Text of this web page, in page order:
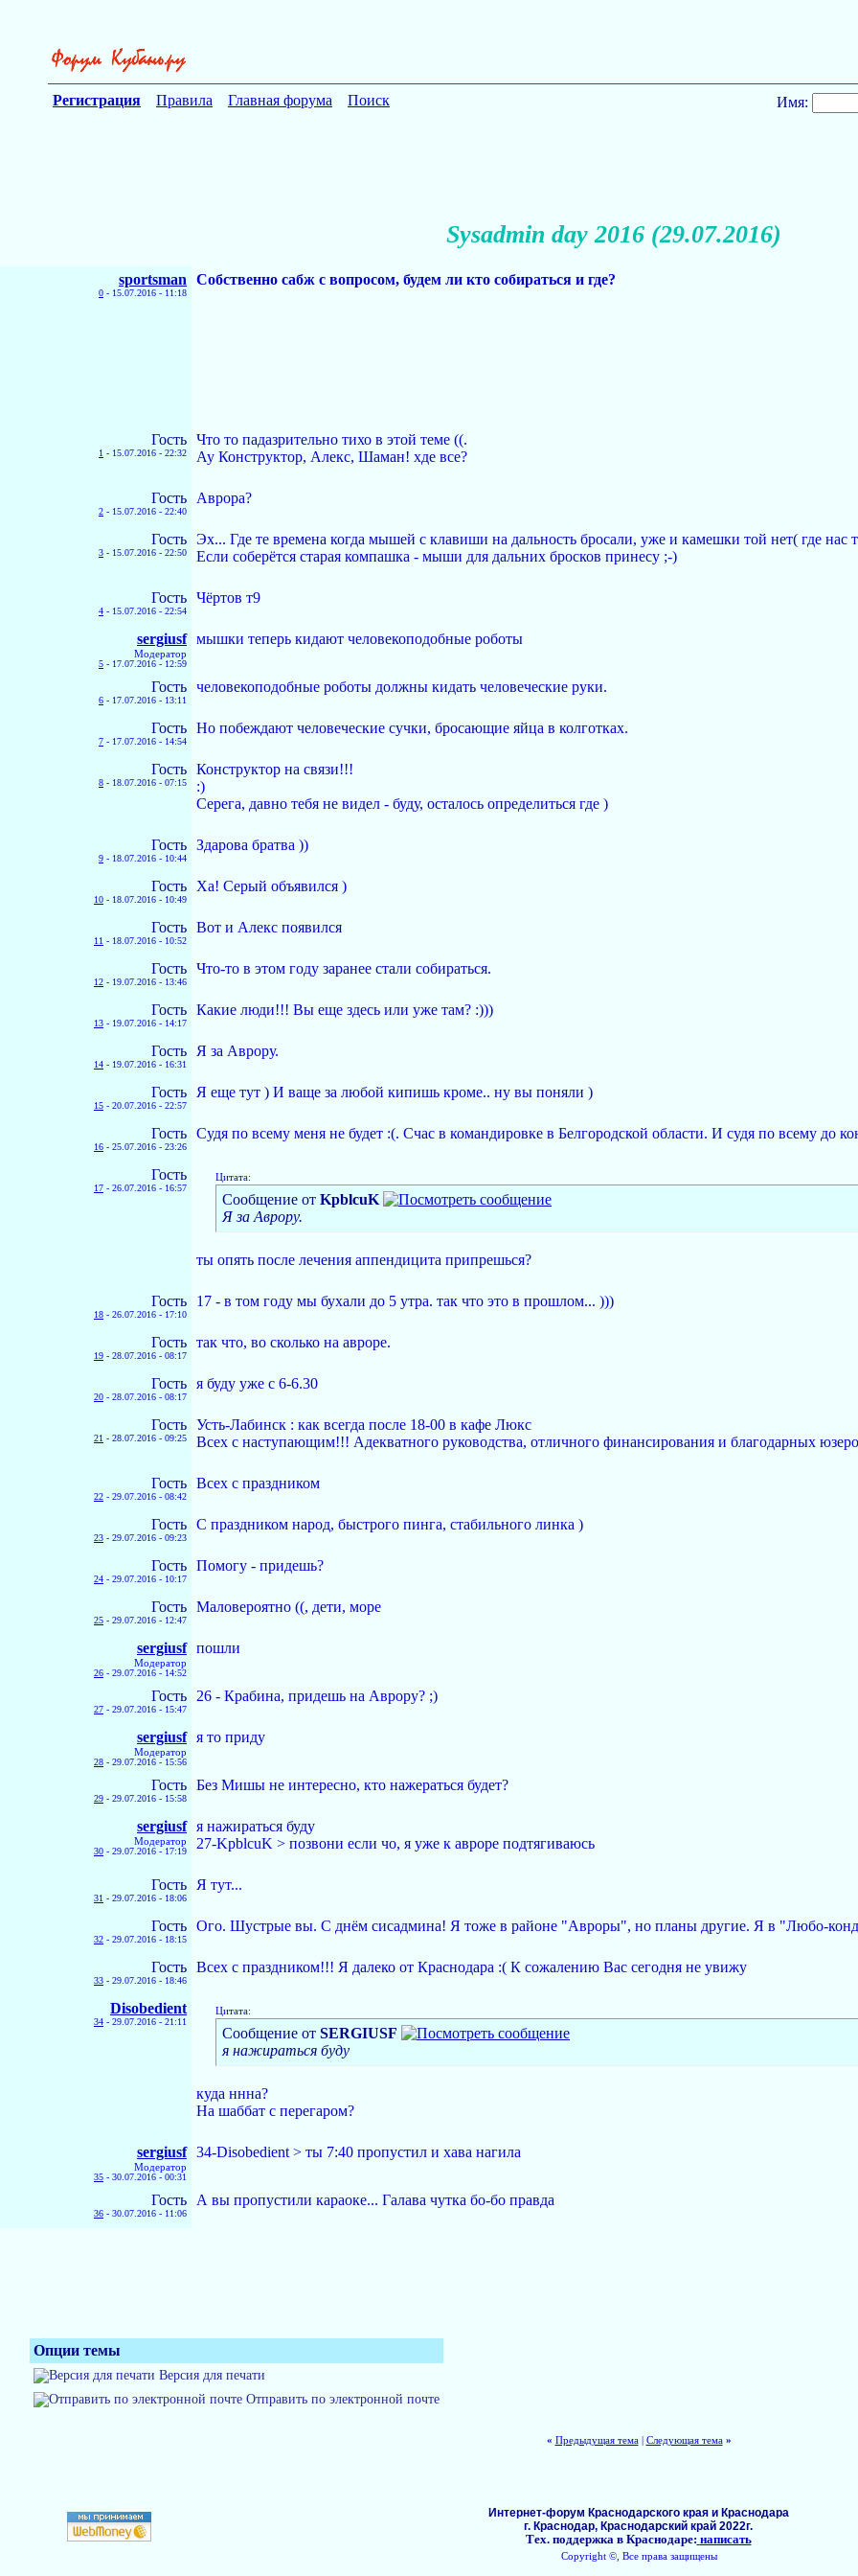
Регистрация Правила Главная форума Поиск Имя:
Sysadmin day 2016 (29.07.2016)
sportsman
0 - 15.07.2016 - 11:18
Собственно сабж с вопросом, будем ли кто собираться и где?
Гость
1 - 15.07.2016 - 22:32
Что то падазрительно тихо в этой теме ((.
Ау Конструктор, Алекс, Шаман! хде все?
Гость
2 - 15.07.2016 - 22:40
Аврора?
Гость
3 - 15.07.2016 - 22:50
Эх... Где те времена когда мышей с клавиши на дальность бросали, уже и камешки той нет( где
Если соберётся старая компашка - мыши для дальних бросков принесу ;-)
Гость
4 - 15.07.2016 - 22:54
Чёртов т9
sergiusf
Модератор
5 - 17.07.2016 - 12:59
мышки теперь кидают человекоподобные роботы
Гость
6 - 17.07.2016 - 13:11
человекоподобные роботы должны кидать человеческие руки.
Гость
7 - 17.07.2016 - 14:54
Но побеждают человеческие сучки, бросающие яйца в колготках.
Гость
8 - 18.07.2016 - 07:15
Конструктор на связи!!!
:)
Серега, давно тебя не видел - буду, осталось определиться где )
Гость
9 - 18.07.2016 - 10:44
Здарова братва ))
Гость
10 - 18.07.2016 - 10:49
Ха! Серый объявился )
Гость
11 - 18.07.2016 - 10:52
Вот и Алекс появился
Гость
12 - 19.07.2016 - 13:46
Что-то в этом году заранее стали собираться.
Гость
13 - 19.07.2016 - 14:17
Какие люди!!! Вы еще здесь или уже там? :)))
Гость
14 - 19.07.2016 - 16:31
Я за Аврору.
Гость
15 - 20.07.2016 - 22:57
Я еще тут ) И ваще за любой кипишь кроме.. ну вы поняли )
Гость
16 - 25.07.2016 - 23:26
Судя по всему меня не будет :(. Счас в командировке в Белгородской области. И судя по всему до
Гость
17 - 26.07.2016 - 16:57
Цитата:
Сообщение от KpblcuK
Я за Аврору.
ты опять после лечения аппендицита припрешься?
Гость
18 - 26.07.2016 - 17:10
17 - в том году мы бухали до 5 утра. так что это в прошлом... )))
Гость
19 - 28.07.2016 - 08:17
так что, во сколько на авроре.
Гость
20 - 28.07.2016 - 08:17
я буду уже с 6-6.30
Гость
21 - 28.07.2016 - 09:25
Усть-Лабинск : как всегда после 18-00 в кафе Люкс
Всех с наступающим!!! Адекватного руководства, отличного финансирования и благодарных
Гость
22 - 29.07.2016 - 08:42
Всех с праздником
Гость
23 - 29.07.2016 - 09:23
С праздником народ, быстрого пинга, стабильного линка )
Гость
24 - 29.07.2016 - 10:17
Помогу - придешь?
Гость
25 - 29.07.2016 - 12:47
Маловероятно ((, дети, море
sergiusf
Модератор
26 - 29.07.2016 - 14:52
пошли
Гость
27 - 29.07.2016 - 15:47
26 - Крабина, придешь на Аврору? ;)
sergiusf
Модератор
28 - 29.07.2016 - 15:56
я то приду
Гость
29 - 29.07.2016 - 15:58
Без Мишы не интересно, кто нажераться будет?
sergiusf
Модератор
30 - 29.07.2016 - 17:19
я нажираться буду
27-KpblcuK > позвони если чо, я уже к авроре подтягиваюсь
Гость
31 - 29.07.2016 - 18:06
Я тут...
Гость
32 - 29.07.2016 - 18:15
Ого. Шустрые вы. С днём сисадмина! Я тоже в районе "Авроры", но планы другие. Я в "Любо-
Гость
33 - 29.07.2016 - 18:46
Всех с праздником!!! Я далеко от Краснодара :( К сожалению Вас сегодня не увижу
Disobedient
34 - 29.07.2016 - 21:11
Цитата:
Сообщение от SERGIUSF
я нажираться буду
куда ннна?
На шаббат с перегаром?
sergiusf
Модератор
35 - 30.07.2016 - 00:31
34-Disobedient > ты 7:40 пропустил и хава нагила
Гость
36 - 30.07.2016 - 11:06
А вы пропустили караоке... Галава чутка бо-бо правда
Опции темы
Версия для печати
Отправить по электронной почте
« Предыдущая тема| Следующая тема »
Интернет-форум Краснодарского края и Краснодара
г. Краснодар, Краснодарский край 2022г.
Тех. поддержка в Краснодаре: написать
Copyright ©, Все права защищены